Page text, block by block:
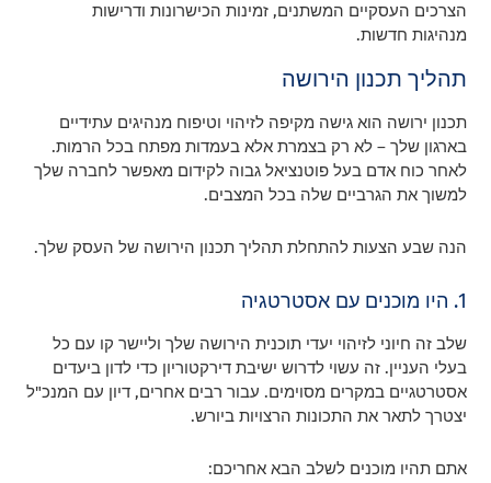
הצרכים העסקיים המשתנים, זמינות הכישרונות ודרישות
מנהיגות חדשות.
תהליך תכנון הירושה
תכנון ירושה הוא גישה מקיפה לזיהוי וטיפוח מנהיגים עתידיים
בארגון שלך – לא רק בצמרת אלא בעמדות מפתח בכל הרמות.
לאחר כוח אדם בעל פוטנציאל גבוה לקידום מאפשר לחברה שלך
למשוך את הגרביים שלה בכל המצבים.
הנה שבע הצעות להתחלת תהליך תכנון הירושה של העסק שלך.
1. היו מוכנים עם אסטרטגיה
שלב זה חיוני לזיהוי יעדי תוכנית הירושה שלך וליישר קו עם כל
בעלי העניין. זה עשוי לדרוש ישיבת דירקטוריון כדי לדון ביעדים
אסטרטגיים במקרים מסוימים. עבור רבים אחרים, דיון עם המנכ"ל
יצטרך לתאר את התכונות הרצויות ביורש.
אתם תהיו מוכנים לשלב הבא אחריכם: